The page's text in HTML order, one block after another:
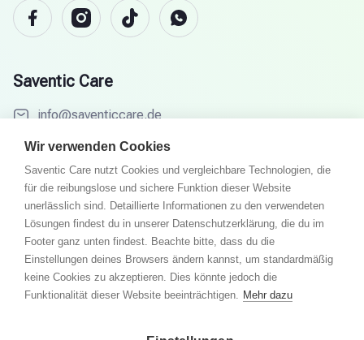
Saventic Care
info@saventiccare.de
Menu
Ziele
So funktioniert´s
Fachärzte
Partner
Wissenswelt
FAQ
Wir verwenden Cookies
Saventic Care nutzt Cookies und vergleichbare Technologien, die
für die reibungslose und sichere Funktion dieser Website
unerlässlich sind. Detaillierte Informationen zu den verwendeten
Lösungen findest du in unserer Datenschutzerklärung, die du im
Footer ganz unten findest. Beachte bitte, dass du die
Einstellungen deines Browsers ändern kannst, um standardmäßig
keine Cookies zu akzeptieren. Dies könnte jedoch die
Funktionalität dieser Website beeinträchtigen. Mehr dazu